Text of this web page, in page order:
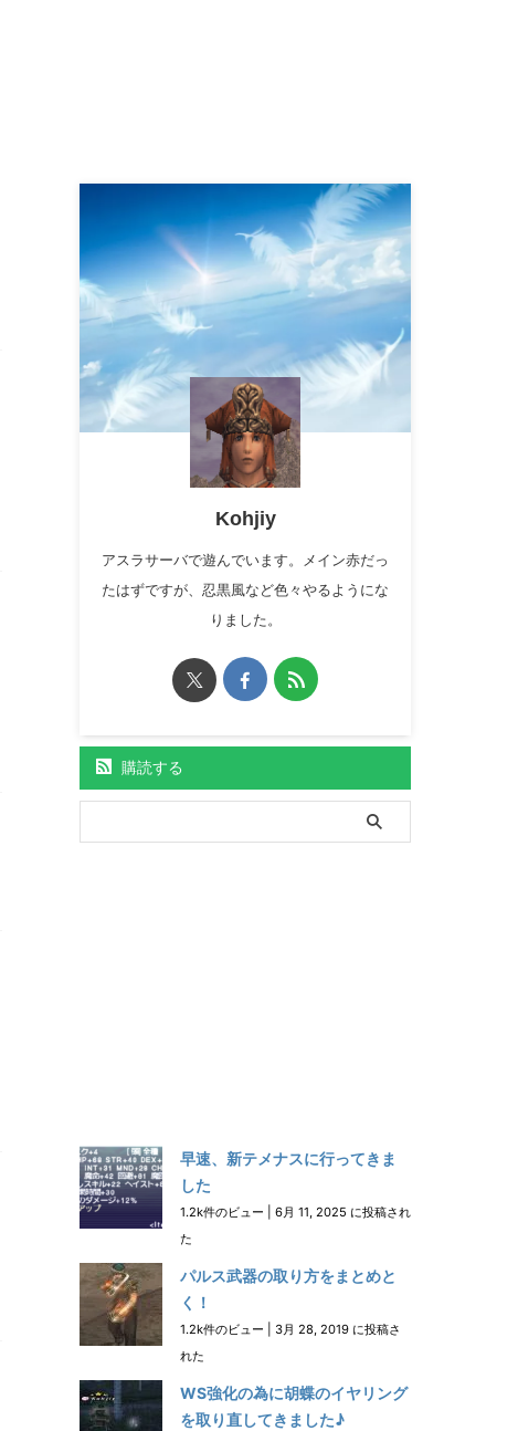
Kohjiy
アスラサーバで遊んでいます。メイン赤だっ
たはずですが、忍黒風など色々やるようにな
りました。
購読する
早速、新テメナスに行ってきま
した
1.2k件のビュー
6月 11, 2025 に投稿され
た
パルス武器の取り方をまとめと
く！
1.2k件のビュー
3月 28, 2019 に投稿さ
れた
WS強化の為に胡蝶のイヤリング
を取り直してきました♪